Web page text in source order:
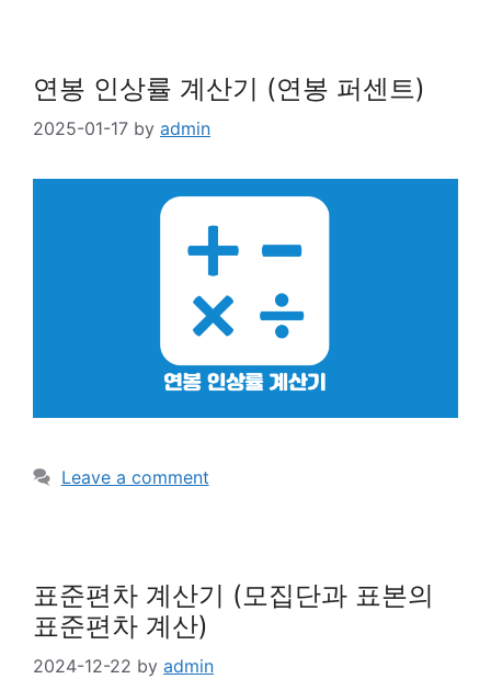
연봉 인상률 계산기 (연봉 퍼센트)
2025-01-17 by admin
Leave a comment
표준편차 계산기 (모집단과 표본의
표준편차 계산)
2024-12-22 by admin